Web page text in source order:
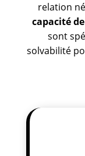
relation
capacité
sont
solvabilité